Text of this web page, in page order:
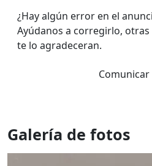
¿Hay algún error en el
Ayúdanos a corregirlo,
te lo agradeceran.
Galería de fotos